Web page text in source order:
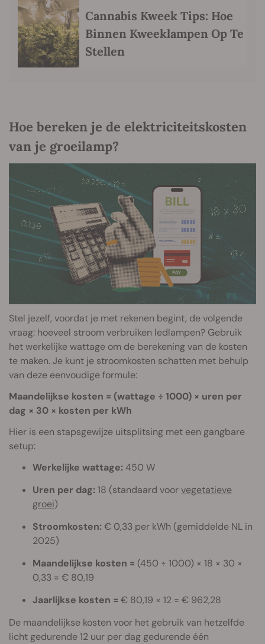
Cannabis Kweek Tips: Hoe
Binnen Kweeklampen Op Te
Stellen
Hoe bereken je de elektriciteitskosten
van je groeilamp?
Stel jezelf, voordat je met rekenen begint, de volgende
vraag: hoeveel stroom verbruiken ledlampen? Gebruik
het werkelijke wattage om de berekening van de kosten
te maken. Je kunt je stroomkosten schatten met behulp
van deze eenvoudige formule:
Maandelijkse kosten = (wattage ÷ 1000) × uren per
dag × 30 × kosten per kWh
Hier is een stapsgewijze uitsplitsing met een gangbare
setup:
Werkelijke wattage: 450 W
Uren per dag: 18 (standaard voorvegetatieve
groei)
Stroomkosten: € 0,33 per kWh (gemiddelde NL in
2025)
Maandelijkse kosten = (450 ÷ 1000) × 18 × 30 ×
0,33 = € 80,19
Jaarlijkse kosten = € 80,19 × 12 = € 962,28
De maandelijkse kosten voor het gebruik van hetzelfde
licht gedurende 12 uur per dag gedurende één